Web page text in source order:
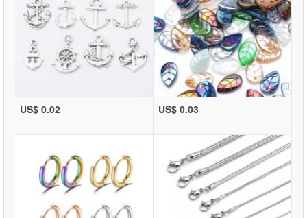
US$ 0.02 US$ 0.03